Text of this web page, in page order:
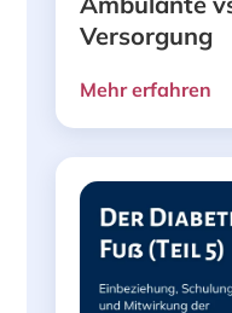
Versorgung
Mehr erfahren